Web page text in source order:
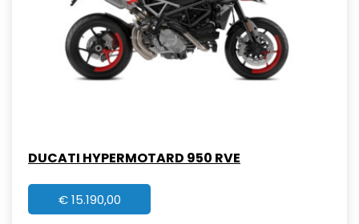
DUCATI HYPERMOTARD 950 RVE
€15.190,00